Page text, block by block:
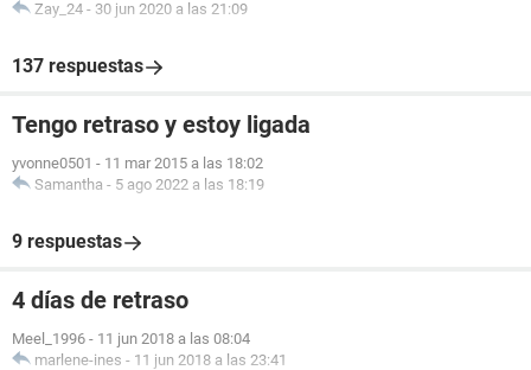
Zay_24 - 30 jun 2020 a las 21:09
137 respuestas
Tengo retraso y estoy ligada
yvonne0501 - 11 mar 2015 a las 18:02
Samantha - 5 ago 2022 a las 18:19
9 respuestas
4 días de retraso
Meel_1996 - 11 jun 2018 a las 08:04
marlene-ines - 11 jun 2018 a las 23:41